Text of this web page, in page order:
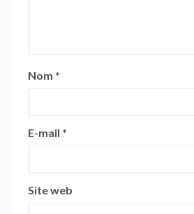
Nom *
E-mail *
Site web